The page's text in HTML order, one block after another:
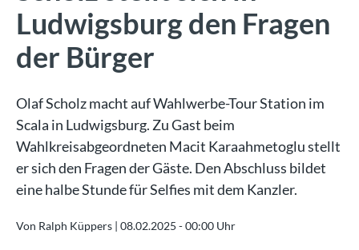
Ludwigsburg den Fragen
der Bürger
Olaf Scholz macht auf Wahlwerbe-Tour Station im
Scala in Ludwigsburg. Zu Gast beim
Wahlkreisabgeordneten Macit Karaahmetoglu stellt
er sich den Fragen der Gäste. Den Abschluss bildet
eine halbe Stunde für Selfies mit dem Kanzler.
Von Ralph Küppers | 08.02.2025 - 00:00 Uhr